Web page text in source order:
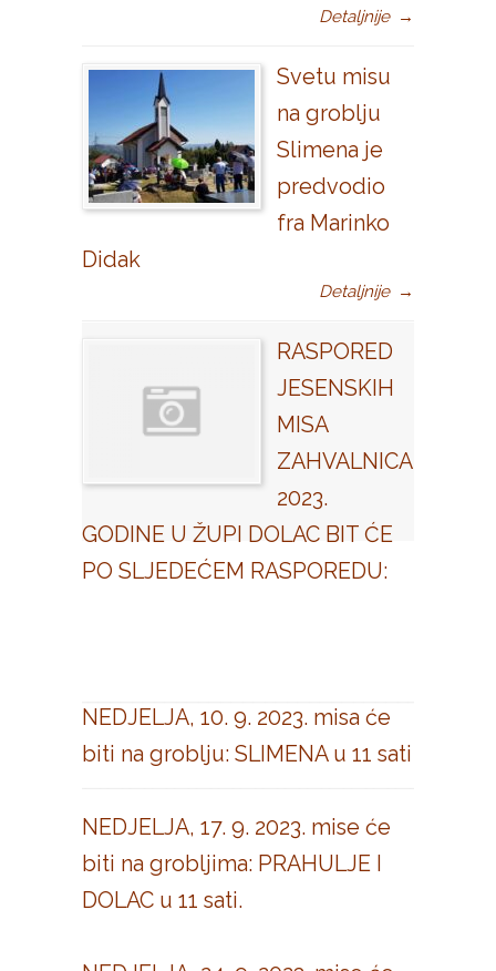
Detaljnije →
Svetu misu
na groblju
Slimena je
predvodio
fra Marinko
Didak
Detaljnije →
RASPORED
JESENSKIH
MISA
ZAHVALNICA
2023.
GODINE U ŽUPI DOLAC BIT ĆE
PO SLJEDEĆEM RASPOREDU:
NEDJELJA, 10. 9. 2023. misa će
biti na groblju: SLIMENA u 11 sati
NEDJELJA, 17. 9. 2023. mise će
biti na grobljima: PRAHULJE I
DOLAC u 11 sati.